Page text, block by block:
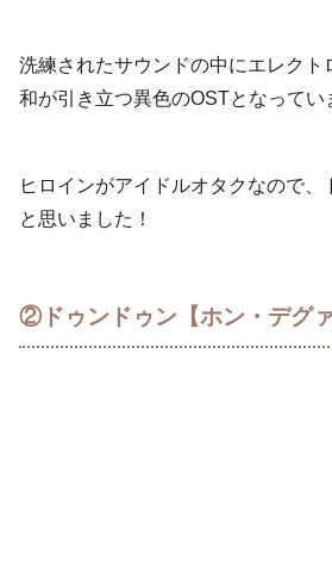
洗練されたサウンドの中にエレクト
和が引き立つ異色のOSTとなってい
ヒロインがアイドルオタクなので、
と思いました！
②ドゥンドゥン【ホン・デグァ